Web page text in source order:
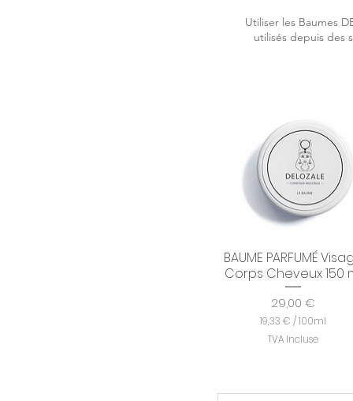
Utiliser les Baumes
utilisés depuis des
Aperçu rapide
BAUME PARFUMÉ
Corps Cheveux 150
Prix
29,00 €
19,33 € /100ml
9
TVA Incluse